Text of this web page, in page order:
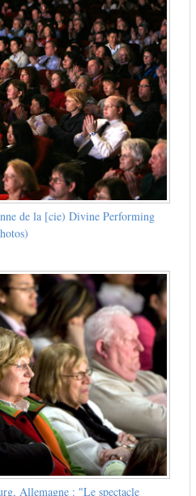
de la [cie) Divine Performing
Allemagne : "Le spectacle